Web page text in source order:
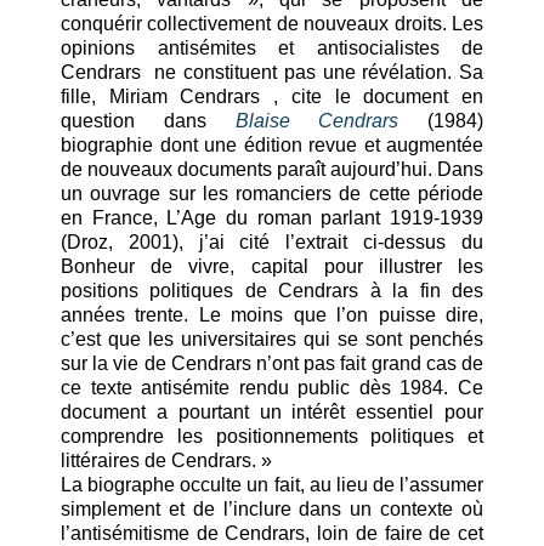
conquérir collectivement de nouveaux droits. Les
opinions antisémites et antisocialistes de
Cendrars ne constituent pas une révélation. Sa
fille, Miriam Cendrars , cite le document en
question dans Blaise Cendrars (1984)
biographie dont une édition revue et augmentée
de nouveaux documents paraît aujourd’hui. Dans
un ouvrage sur les romanciers de cette période
en France, L’Age du roman parlant 1919-1939
(Droz, 2001), j’ai cité l’extrait ci-dessus du
Bonheur de vivre, capital pour illustrer les
positions politiques de Cendrars à la fin des
années trente. Le moins que l’on puisse dire,
c’est que les universitaires qui se sont penchés
sur la vie de Cendrars n’ont pas fait grand cas de
ce texte antisémite rendu public dès 1984. Ce
document a pourtant un intérêt essentiel pour
comprendre les positionnements politiques et
littéraires de Cendrars. »
La biographe occulte un fait, au lieu de l’assumer
simplement et de l’inclure dans un contexte où
l’antisémitisme de Cendrars, loin de faire de cet